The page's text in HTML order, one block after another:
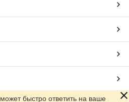
быстро ответить на ваше